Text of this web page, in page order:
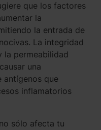
que los factores
la
la entrada de
La integridad
la permeabilidad
una
antígenos que
inflamatorios
sólo afecta tu